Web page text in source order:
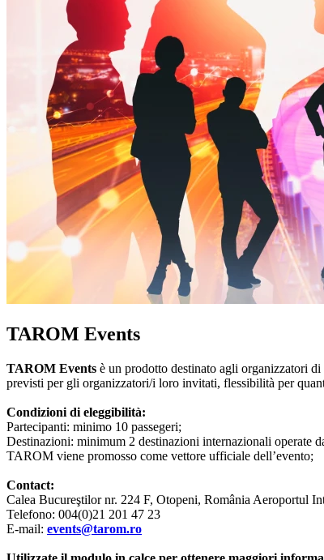
TAROM Events
TAROM Events è un prodotto destinato agli organizzatori
previsti per gli organizzatori/i loro invitati, flessibilità per
Condizioni di eleggibilità:
Partecipanti: minimo 10 passegeri;
Destinazioni: minimum 2 destinazioni internazionali operate
TAROM viene promosso come vettore ufficiale dell’evento;
Contact:
Calea Bucureştilor nr. 224 F, Otopeni, România Aeroportul
Telefono: 004(0)21 201 47 23
E-mail: events@tarom.ro